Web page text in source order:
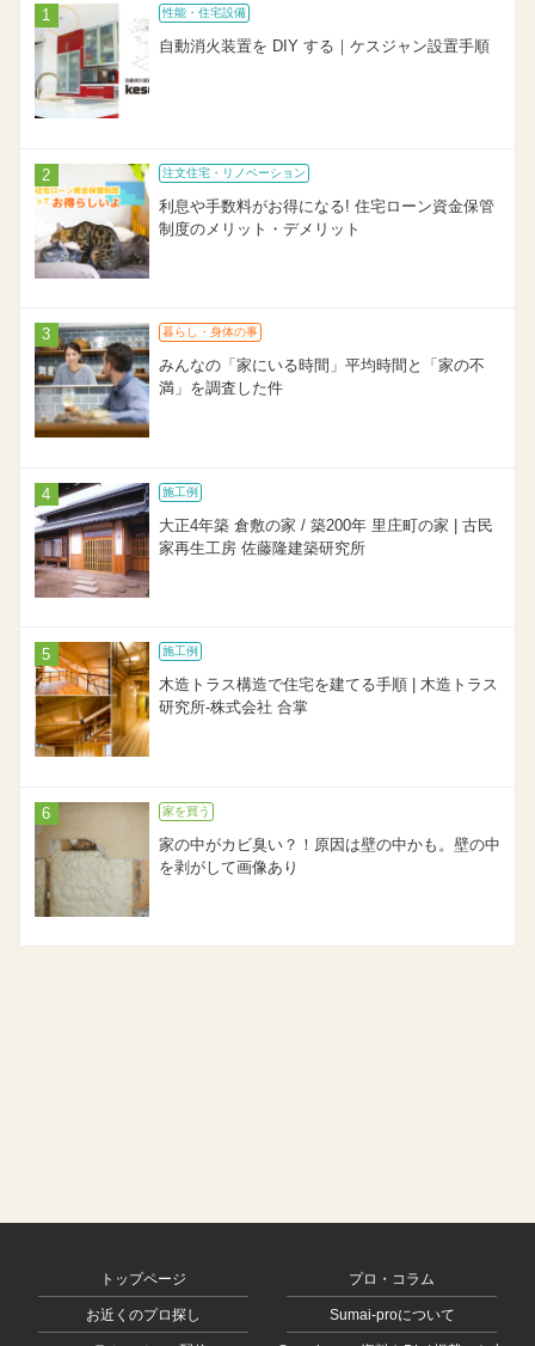
性能・住宅設備
自動消火装置を DIY する｜ケスジャン設置手順
注文住宅・リノベーション
利息や手数料がお得になる! 住宅ローン資金保管
制度のメリット・デメリット
暮らし・身体の事
みんなの「家にいる時間」平均時間と「家の不
満」を調査した件
施工例
大正4年築 倉敷の家 / 築200年 里庄町の家 | 古民
家再生工房 佐藤隆建築研究所
施工例
木造トラス構造で住宅を建てる手順 | 木造トラス
研究所-株式会社 合掌
家を買う
家の中がカビ臭い？！原因は壁の中かも。壁の中
を剥がして画像あり
トップページ プロ・コラム
お近くのプロ探し Sumai-proについて